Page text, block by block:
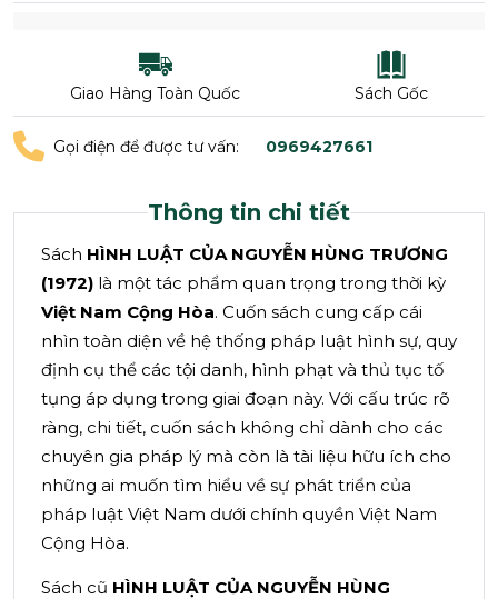
Giao Hàng Toàn Quốc Sách Gốc
Gọi điện để được tư vấn: 0969427661
Thông tin chi tiết
Sách HÌNH LUẬT CỦA NGUYỄN HÙNG TRƯƠNG
(1972) là một tác phẩm quan trọng trong thời kỳ
Việt Nam Cộng Hòa. Cuốn sách cung cấp cái
nhìn toàn diện về hệ thống pháp luật hình sự, quy
định cụ thể các tội danh, hình phạt và thủ tục tố
tụng áp dụng trong giai đoạn này. Với cấu trúc rõ
ràng, chi tiết, cuốn sách không chỉ dành cho các
chuyên gia pháp lý mà còn là tài liệu hữu ích cho
những ai muốn tìm hiểu về sự phát triển của
pháp luật Việt Nam dưới chính quyền Việt Nam
Cộng Hòa.
Sách cũ HÌNH LUẬT CỦA NGUYỄN HÙNG